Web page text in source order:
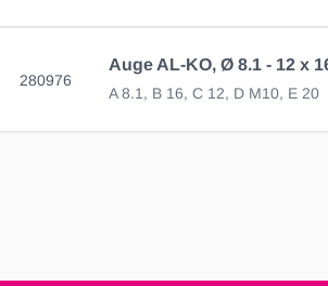
280976
A 8.1, B 16, C 12, D M10, E 20